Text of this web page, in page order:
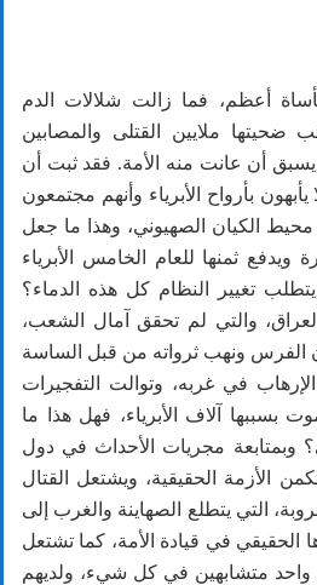
أعظم، فما زالت شلالات الدم
ضحيتها ملايين القتلى والمصابين
أن عانت منه الأمة. فقد ثبت أن
بأرواح الأبرياء وأنهم مجتمعون
الكيان الصهيوني، وهذا ما جعل
ثمنها للعام الخامس الأبرياء
تغيير النظام كل هذه الدماء؟
العراق، والتي لم تحقق آمال الشعب،
الفرس ونهب ثرواته من قبل الساسة
في غربه، وتوالت التفجيرات
بسببها آلاف الأبرياء، فهل هذا ما
وبمتابعة مجريات الأحداث في دول
الأزمة الحقيقية، ويشتعل القتال
التي يتطلع الصهاينة والغرب إلى
الحقيقي في قيادة الأمة، كما تشتعل
واحد متشابهين في كل شيء، ولديهم